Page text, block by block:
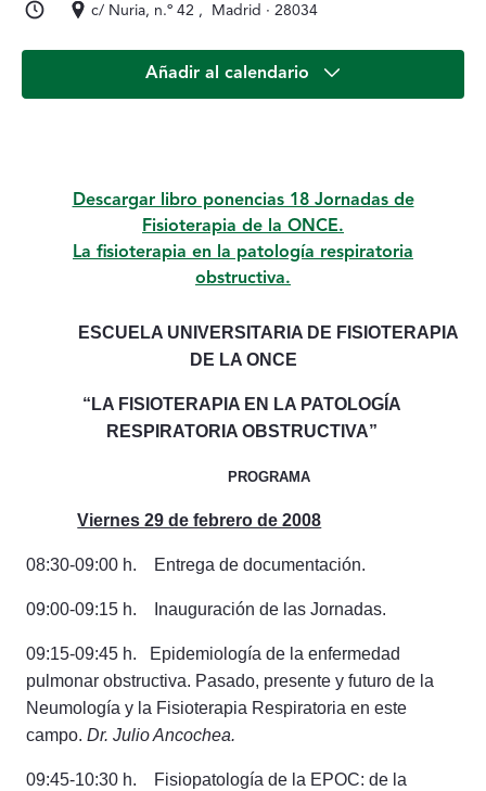
c/ Nuria, n.º 42 , Madrid · 28034
Añadir al calendario
Descargar libro ponencias 18 Jornadas de
Fisioterapia de la ONCE.
​​​​​​​La fisioterapia en la patología respiratoria
obstructiva.
ESCUELA UNIVERSITARIA DE FISIOTERAPIA
DE LA ONCE
“LA FISIOTERAPIA EN LA PATOLOGÍA
RESPIRATORIA OBSTRUCTIVA”
PROGRAMA
Viernes 29 de febrero de 2008
08:30-09:00 h. Entrega de documentación.
09:00-09:15 h. Inauguración de las Jornadas.
09:15-09:45 h. Epidemiología de la enfermedad
pulmonar obstructiva. Pasado, presente y futuro de la
Neumología y la Fisioterapia Respiratoria en este
campo. Dr. Julio Ancochea.
09:45-10:30 h. Fisiopatología de la EPOC: de la